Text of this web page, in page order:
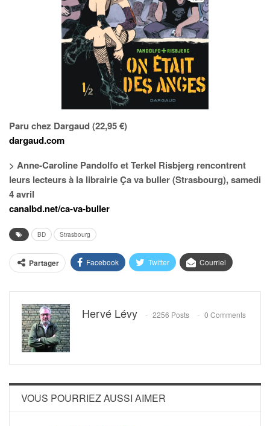
Paru chez Dargaud (22,95 €)
dargaud.com
> Anne-Caroline Pandolfo et Terkel Risbjerg rencontrent
leurs lecteurs à la librairie Ça va buller (Strasbourg), samedi
4 avril
canalbd.net/ca-va-buller
BD Strasbourg
Partager Facebook Twitter Courriel
Hervé Lévy 2256 Posts 0 Comments
VOUS POURRIEZ AUSSI AIMER